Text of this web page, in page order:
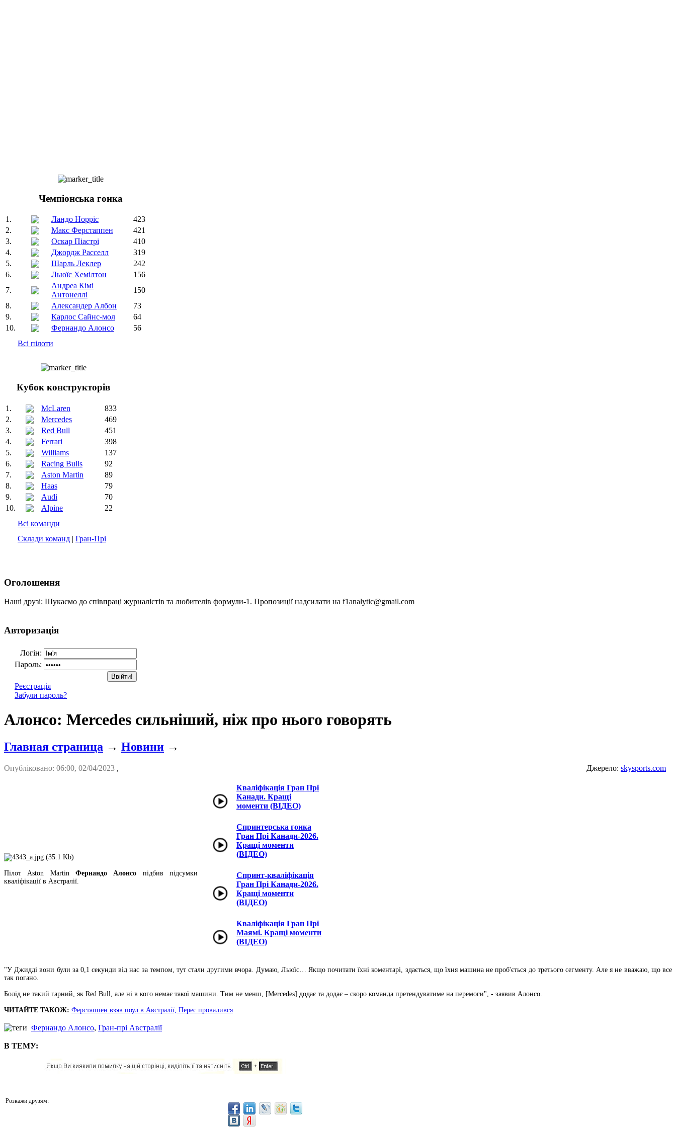
Чемпіонська гонка
1. Ландо Норріс
423
2.
Макс Ферстаппен
421
3.
Оскар Піастрі
410
4.
Джордж Расселл
319
5.
Шарль Леклер
242
6.
Льюїс Хемілтон
156
7.
Андреа Кімі
Антонеллі
150
8.
Александер Албон
73
9.
Карлос Сайнс-мол
64
10.
Фернандо Алонсо
56
Всі пілоти
Кубок конструкторів
1. McLaren
833
2.
Mercedes
469
3.
Red Bull
451
4.
Ferrari
398
5.
Williams
137
6.
Racing Bulls
92
7.
Aston Martin
89
8.
Haas
79
9.
Audi
70
10.
Alpine
22
Всі команди
Склади команд | Гран-Прі
Оголошення
Наші друзі: Шукаємо до співпраці журналістів та любителів формули-1. Пропозиції надсилати на f1analytic@gmail.com
Авторизація
Логін:
Пароль:
Реєстрація
Забули пароль?
Алонсо: Mercedes сильніший, ніж про нього говорять
Главная страница → Новини →
Опубліковано: 06:00, 02/04/2023 , Джерело: skysports.com
Пілот Aston Martin Фернандо Алонсо підбив підсумки
кваліфікації в Австралії.
Кваліфікація Гран Прі
Канади. Кращі
моменти (ВІДЕО)
Спринтерська гонка
Гран Прі Канади-2026.
Кращі моменти
(ВІДЕО)
Спринт-кваліфікація
Гран Прі Канади-2026.
Кращі моменти
(ВІДЕО)
Кваліфікація Гран Прі
Маямі. Кращі моменти
(ВІДЕО)
"У Джидді вони були за 0,1 секунди від нас за темпом, тут стали другими вчора. Думаю, Льюїс… Якщо почитати їхні коментарі, здається, що їхня машина не проб'ється до третього сегменту. Але я не вважаю, що все
так погано.
Болід не такий гарний, як Red Bull, але ні в кого немає такої машини. Тим не менш, [Mercedes] додає та додає – скоро команда претендуватиме на перемоги", - заявив Алонсо.
ЧИТАЙТЕ ТАКОЖ: Ферстаппен взяв поул в Австралії, Перес провалився
Фернандо Алонсо, Гран-прі Австралії
В ТЕМУ:
Розкажи друзям: